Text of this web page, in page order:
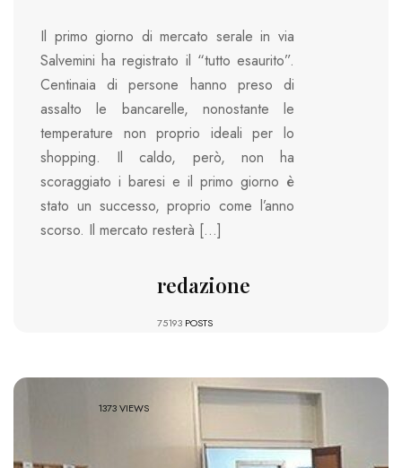
Il primo giorno di mercato serale in via
Salvemini ha registrato il “tutto esaurito”.
Centinaia di persone hanno preso di
assalto le bancarelle, nonostante le
temperature non proprio ideali per lo
shopping. Il caldo, però, non ha
scoraggiato i baresi e il primo giorno è
stato un successo, proprio come l’anno
scorso. Il mercato resterà […]
redazione
75193 POSTS
1373 VIEWS